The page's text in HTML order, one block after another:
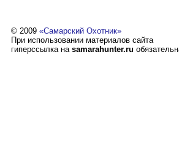
© 2009 «Самарский Охотник»
При использовании материалов сайта
гиперссылка на samarahunter.ru